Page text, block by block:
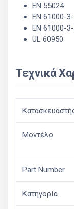
EN 55024
EN 61000-
EN 61000-
UL 60950
Τεχνικά
Μοντέλο
Part Number
Κατηγορία